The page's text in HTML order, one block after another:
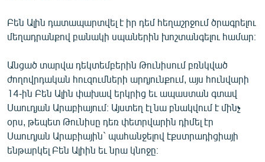
ՍՊՈՐՏ
ՏՏ ԵՒ ԻՆՏԵՐՆԵՏ
ԿՈՐՈՆԱՎԻՐՈՒՍ
ԱՐԽԻՎ
ՏԵՍԱՆՅՈՒԹԵՐ
Բեն Ալին դատապարտվել է իր դեմ հեղաշրջում ծրագրելու
մեղադրանքով բանակի սպաներին խոշտանգելու համար։
Անցած տարվա դեկտեմբերին Թունիսում բռնկված
ժողովրդական հուզումների արդյունքում, այս հունվարի
14-ին Բեն Ալին փախավ երկրից եւ ապաստան գտավ
Սաուդյան Արաբիայում։ Այստեղ էլ նա բնակվում է մինչ
օրս, թեպետ Թունիսը դեռ փետրվարին դիմել էր
Սաուդյան Արաբիային` պահանջելով էքստրադիցիայի
ենթարկել Բեն Ալիին եւ նրա կնոջը։